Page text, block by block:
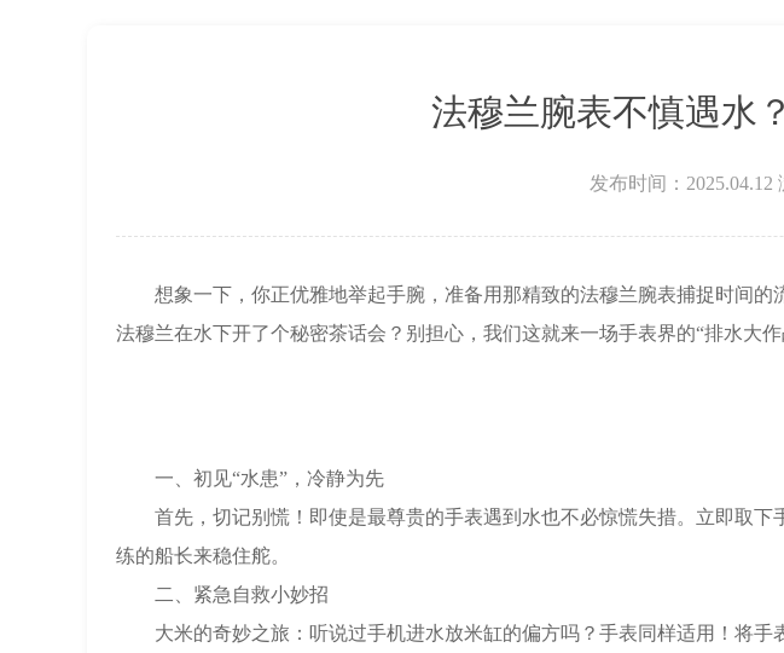
法穆兰腕表不慎遇水
发布时间：2025.04.12
想象一下，你正优雅地举起手腕，准备用那精致的法穆兰腕表捕捉时间的
法穆兰在水下开了个秘密茶话会？别担心，我们这就来一场手表界的“排水大作
一、初见“水患”，冷静为先
首先，切记别慌！即使是最尊贵的手表遇到水也不必惊慌失措。立即取下
练的船长来稳住舵。
二、紧急自救小妙招
大米的奇妙之旅：听说过手机进水放米缸的偏方吗？手表同样适用！将手